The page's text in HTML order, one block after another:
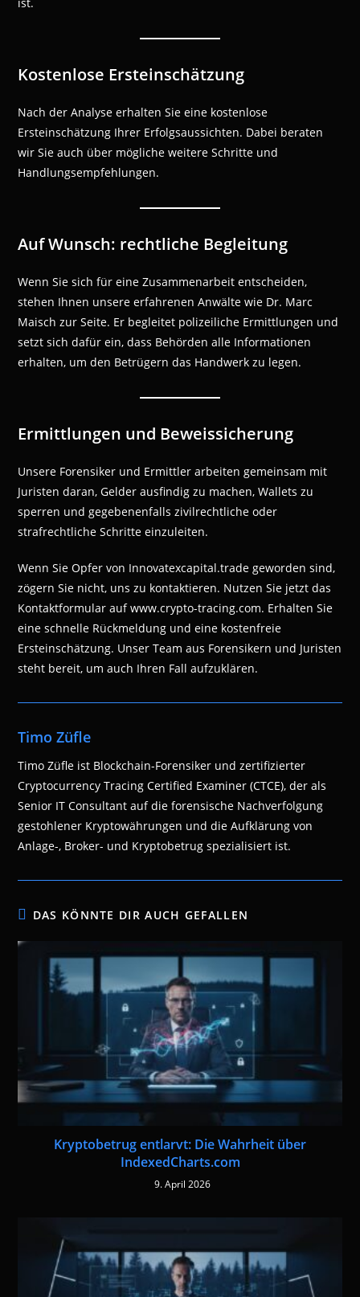
ist.
Kostenlose Ersteinschätzung
Nach der Analyse erhalten Sie eine kostenlose
Ersteinschätzung Ihrer Erfolgsaussichten. Dabei beraten
wir Sie auch über mögliche weitere Schritte und
Handlungsempfehlungen.
Auf Wunsch: rechtliche Begleitung
Wenn Sie sich für eine Zusammenarbeit entscheiden,
stehen Ihnen unsere erfahrenen Anwälte wie Dr. Marc
Maisch zur Seite. Er begleitet polizeiliche Ermittlungen und
setzt sich dafür ein, dass Behörden alle Informationen
erhalten, um den Betrügern das Handwerk zu legen.
Ermittlungen und Beweissicherung
Unsere Forensiker und Ermittler arbeiten gemeinsam mit
Juristen daran, Gelder ausfindig zu machen, Wallets zu
sperren und gegebenenfalls zivilrechtliche oder
strafrechtliche Schritte einzuleiten.
Wenn Sie Opfer von Innovatexcapital.trade geworden sind,
zögern Sie nicht, uns zu kontaktieren. Nutzen Sie jetzt das
Kontaktformular auf www.crypto-tracing.com. Erhalten Sie
eine schnelle Rückmeldung und eine kostenfreie
Ersteinschätzung. Unser Team aus Forensikern und Juristen
steht bereit, um auch Ihren Fall aufzuklären.
Timo Züfle
Timo Züfle ist Blockchain-Forensiker und zertifizierter
Cryptocurrency Tracing Certified Examiner (CTCE), der als
Senior IT Consultant auf die forensische Nachverfolgung
gestohlener Kryptowährungen und die Aufklärung von
Anlage-, Broker- und Kryptobetrug spezialisiert ist.
DAS KÖNNTE DIR AUCH GEFALLEN
Kryptobetrug entlarvt: Die Wahrheit über
IndexedCharts.com
9. April 2026